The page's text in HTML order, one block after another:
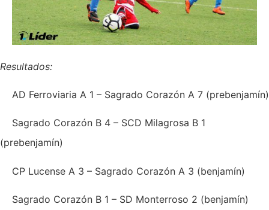
Resultados:
AD Ferroviaria A 1 – Sagrado Corazón A 7 (prebenjamín)
Sagrado Corazón B 4 – SCD Milagrosa B 1
(prebenjamín)
CP Lucense A 3 – Sagrado Corazón A 3 (benjamín)
Sagrado Corazón B 1 – SD Monterroso 2 (benjamín)